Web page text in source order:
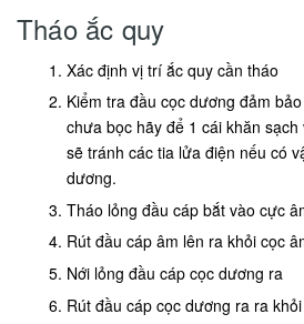
Tháo ắc quy
Xác định vị trí ắc quy cần tháo
Kiểm tra đầu cọc dương đảm
chưa bọc hãy để 1 cái khăn
sẽ tránh các tia lửa điện nếu có
dương.
Tháo lỏng đầu cáp bắt vào cực
Rút đầu cáp âm lên ra khỏi cọc
Nới lỏng đầu cáp cọc dương ra
Rút đầu cáp cọc dương ra ra